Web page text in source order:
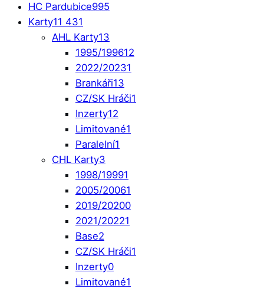
HC Pardubice995
Karty11 431
AHL Karty13
1995/199612
2022/20231
Brankáři13
CZ/SK Hráči1
Inzerty12
Limitované1
Paralelní1
CHL Karty3
1998/19991
2005/20061
2019/20200
2021/20221
Base2
CZ/SK Hráči1
Inzerty0
Limitované1